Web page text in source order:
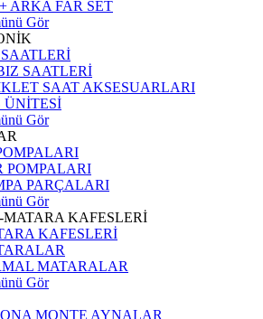
ARKA FAR SET
Gör
SAATLERİ
SAAT AKSESUARLARI
ÜNİTESİ
Gör
POMPALARI
PARÇALARI
Gör
KAFESLERİ
KAFESLERİ
MATARALAR
Gör
MONTE AYNALAR